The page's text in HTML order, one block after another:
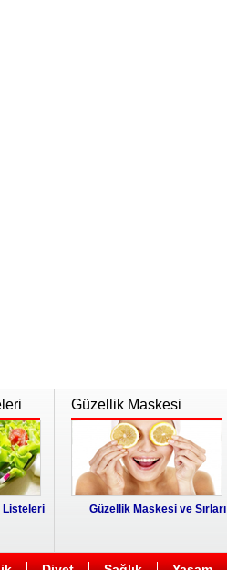
Listeleri
Güzellik Maskesi
Güzellik Maskesi ve Sırları